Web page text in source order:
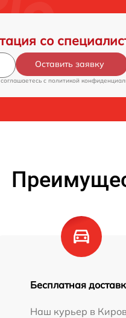
со
Оставить заявку
c политикой
Бесплатная
Наш курьер в